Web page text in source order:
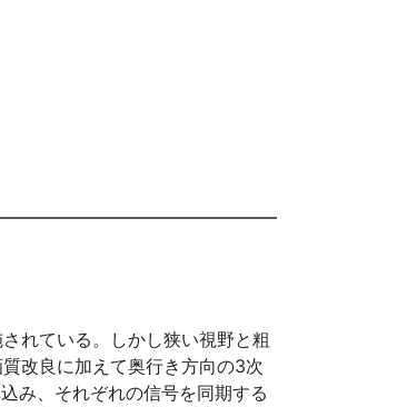
れている。しかし狭い視野と粗
改良に加えて奥行き方向の3次
み、それぞれの信号を同期する